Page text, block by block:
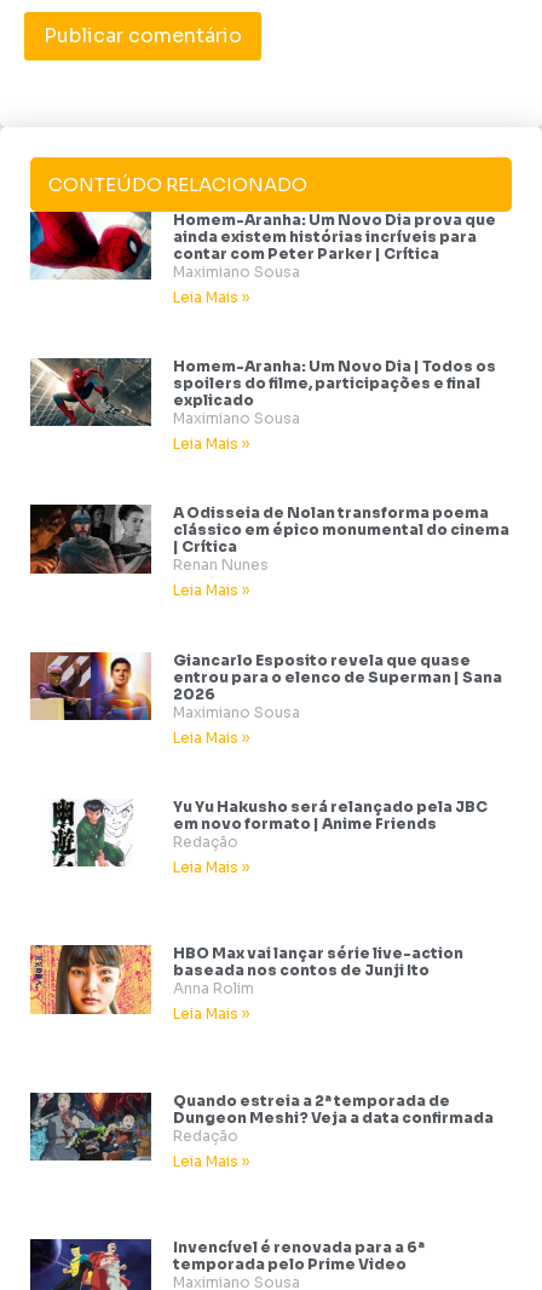
CONTEÚDO RELACIONADO
Homem-Aranha: Um Novo Dia prova que
ainda existem histórias incríveis para
contar com Peter Parker | Crítica
Maximiano Sousa
Leia Mais »
Homem-Aranha: Um Novo Dia | Todos os
spoilers do filme, participações e final
explicado
Maximiano Sousa
Leia Mais »
A Odisseia de Nolan transforma poema
clássico em épico monumental do cinema
| Crítica
Renan Nunes
Leia Mais »
Giancarlo Esposito revela que quase
entrou para o elenco de Superman | Sana
2026
Maximiano Sousa
Leia Mais »
Yu Yu Hakusho será relançado pela JBC
em novo formato | Anime Friends
Redação
Leia Mais »
HBO Max vai lançar série live-action
baseada nos contos de Junji Ito
Anna Rolim
Leia Mais »
Quando estreia a 2ª temporada de
Dungeon Meshi? Veja a data confirmada
Redação
Leia Mais »
Invencível é renovada para a 6ª
temporada pelo Prime Video
Maximiano Sousa